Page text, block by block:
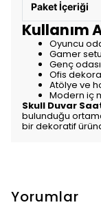
Paket İçeriği
Kullanım
Oyuncu
Gamer
Genç odası
Ofis
Atölye ve
Modern iç
Skull Duvar
bulunduğu
bir dekoratif
Yorumlar